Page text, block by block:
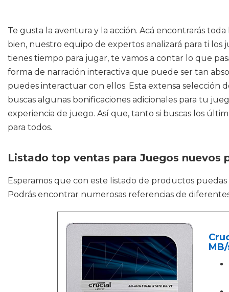
Te gusta la aventura y la acción. Acá encontrarás
bien, nuestro equipo de expertos analizará para ti los
tienes tiempo para jugar, te vamos a contar lo que
forma de narración interactiva que puede ser tan
puedes interactuar con ellos. Esta extensa selección
buscas algunas bonificaciones adicionales para tu
experiencia de juego. Así que, tanto si buscas los
para todos.
Listado top ventas para Juegos nuevos
Esperamos que con este listado de productos
Podrás encontrar numerosas referencias de